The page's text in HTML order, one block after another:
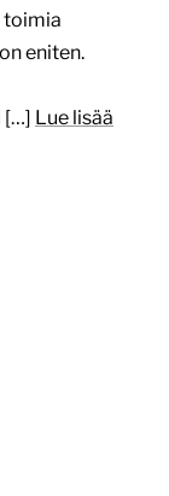
toimia
eniten.
[…] Lue lisää